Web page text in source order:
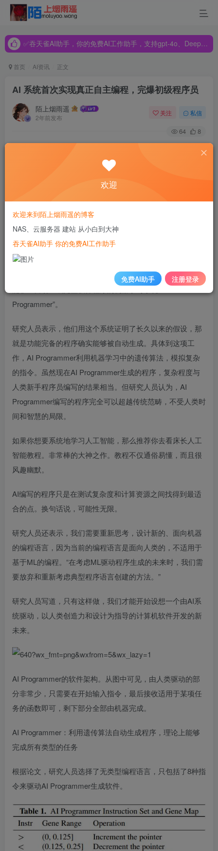
✅吞天雀AI助手，你的免费AI工作助手，支持gpt-4o、DeepSeek、Claude🔥🔥🔥🔥
✅吞天雀AI助手，你的免费AI工作助手，支持gpt-4o、DeepSeek、Claude🔥🔥🔥🔥
首页 AI资讯 正文
AI 系统首次实现真正自主编程，完爆初级程序员
陌上烟雨遥
2年前发布
关注 私信
64 8
一。现在，来自彭博和英特尔实验室的两位研究人员，号称
Programmer”，这个“AI程序员”利用遗传算法和图灵完备语
程的时代，大幕已开。
让AI自动编程一直是计算机科学家的梦想。目前这个方面的
成果还非常有限，比如让AI自动补完编程语言，或者执行简
单的加法程序。今天我们要介绍的这项工作，号称是第一个
Programmer”。
研究人员表示，他们用这个系统证明了长久以来的假设，那
就是功能完备的程序确实能够被自动生成。具体到这项工
作，AI Programmer利用机器学习中的遗传算法，模拟复杂
的指令。虽然现在AI Programmer生成的程序，复杂程度与
人类新手程序员编写的结果相当。但研究人员认为，AI
Programmer编写的程序完全可以超越传统范畴，不受人类时
间和智慧的局限。
如果你想要系统地学习人工智能，那么推荐你去看床长人工
智能教程。非常棒的大神之作。教程不仅通俗易懂，而且很
风趣幽默。
AI编写的程序只是在测试复杂度和计算资源之间找得到最适
合的点。换句话说，可能性无限。
研究人员还表示，我们需要重新思考，设计新的、面向机器
的编程语言，因为当前的编程语言是面向人类的，不适用于
基于ML的编程。“在考虑ML驱动程序生成的未来时，我们需
要放弃和重新考虑典型程序语言创建的方法。”
研究人员写道，只有这样做，我们才能开始设想一个由AI系
统驱动，以人类创造力和设计为指导的计算机软件开发的新
未来。
AI Programmer的软件架构。从图中可见，由人类驱动的部
分非常少，只需要在开始输入指令，最后接收适用于某项任
务的函数即可，剩下部分全部由机器完成。
AI Programmer：利用遗传算法自动生成程序，理论上能够
完成所有类型的任务
根据论文，研究人员选择了无类型编程语言，只包括了8种指
令来驱动AI Programmer生成软件。
欢迎
欢迎来到陌上烟雨遥的博客
NAS、云服务器 建站 从小白到大神
吞天雀AI助手 你的免费AI工作助手
免费AI助手 注册登录